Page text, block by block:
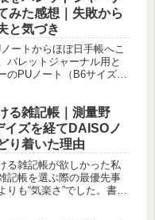
家計簿の目的を忘れてい...
みた感想｜失敗から
と気づき
ートからほぼ日手帳へこ
バレットジャーナル用と
のPUノート（B6サイズ）
成感もありました。自由
フリーのノートは...
る雑記帳｜測量野
イズを経てDAISOノ
り着いた理由
る雑記帳が欲しかった私
記帳を選ぶ際の最優先事
りも“気楽さ”でした。書き